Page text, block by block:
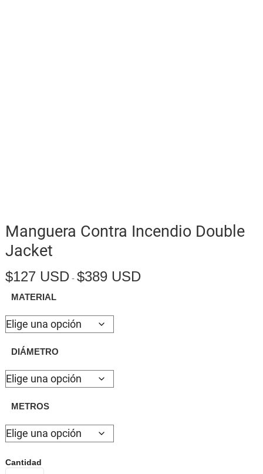
Manguera Contra Incendio Double
Jacket
$127 USD - $389 USDRango
de
MATERIAL
DIÁMETRO
METROS